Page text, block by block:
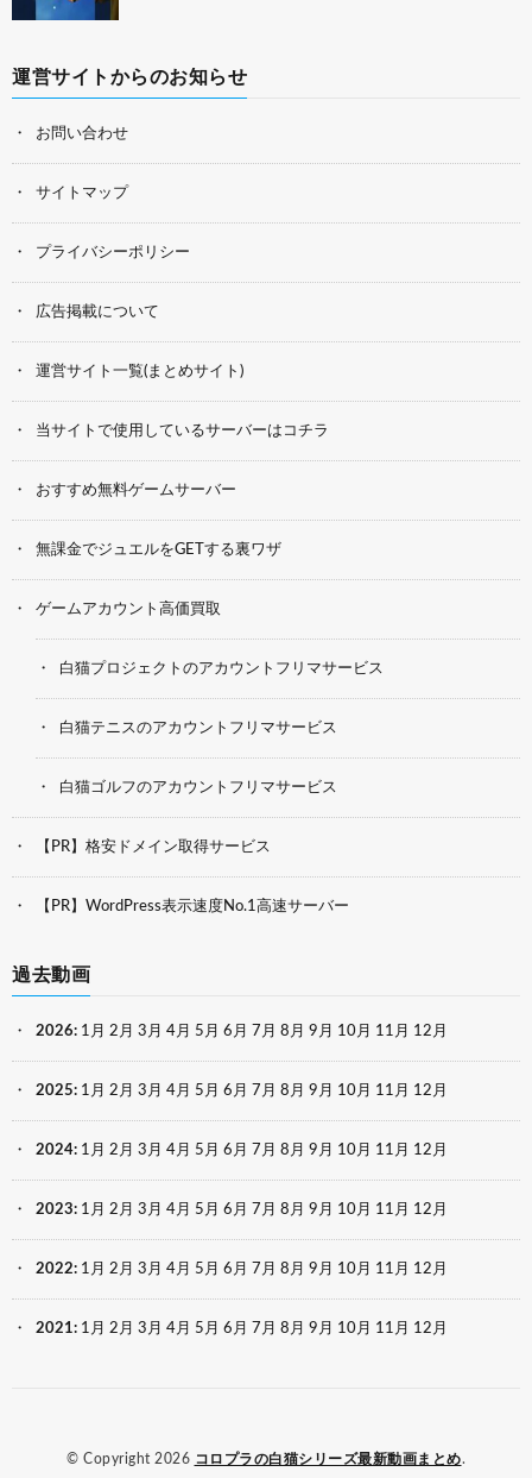
運営サイトからのお知らせ
お問い合わせ
サイトマップ
プライバシーポリシー
広告掲載について
運営サイト一覧(まとめサイト)
当サイトで使用しているサーバーはコチラ
おすすめ無料ゲームサーバー
無課金でジュエルをGETする裏ワザ
ゲームアカウント高価買取
白猫プロジェクトのアカウントフリマサービス
白猫テニスのアカウントフリマサービス
白猫ゴルフのアカウントフリマサービス
【PR】格安ドメイン取得サービス
【PR】WordPress表示速度No.1高速サーバー
過去動画
2026: 1月 2月 3月 4月 5月 6月 7月 8月 9月 10月 11月 12月
2025: 1月 2月 3月 4月 5月 6月 7月 8月 9月 10月 11月 12月
2024: 1月 2月 3月 4月 5月 6月 7月 8月 9月 10月 11月 12月
2023: 1月 2月 3月 4月 5月 6月 7月 8月 9月 10月 11月 12月
2022: 1月 2月 3月 4月 5月 6月 7月 8月 9月 10月 11月 12月
2021: 1月 2月 3月 4月 5月 6月 7月 8月 9月 10月 11月 12月
© Copyright 2026 コロプラの白猫シリーズ最新動画まとめ.